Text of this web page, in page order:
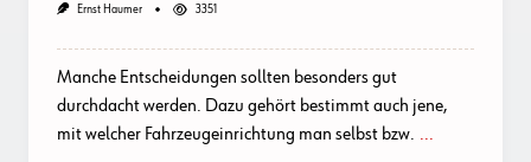
Ernst Haumer 3351
Manche Entscheidungen sollten besonders gut
durchdacht werden. Dazu gehört bestimmt auch jene,
mit welcher Fahrzeugeinrichtung man selbst bzw. ...